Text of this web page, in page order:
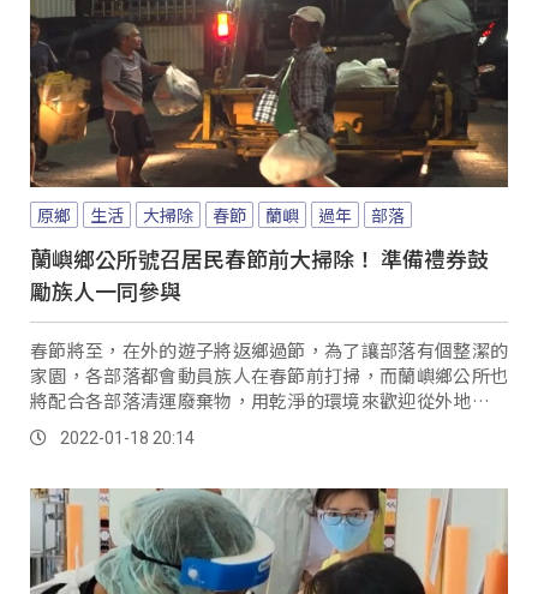
原鄉 生活 大掃除 春節 蘭嶼 過年 部落
蘭嶼鄉公所號召居民春節前大掃除！ 準備禮券鼓
勵族人一同參與
春節將至，在外的遊子將返鄉過節，為了讓部落有個整潔的
家園，各部落都會動員族人在春節前打掃，而蘭嶼鄉公所也
將配合各部落清運廢棄物，用乾淨的環境來歡迎從外地回來
的族人。
2022-01-18 20:14